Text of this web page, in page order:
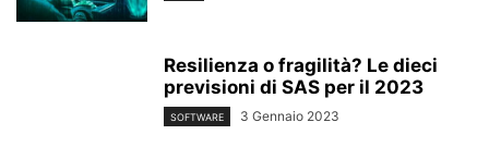
Resilienza o fragilità? Le dieci
previsioni di SAS per il 2023
SOFTWARE 3 Gennaio 2023